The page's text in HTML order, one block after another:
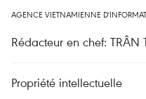
AGENCE VIETNAMIENNE
Rédacteur en chef: TRÂN
Propriété intellectuelle